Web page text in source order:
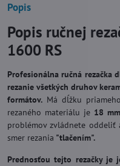
Popis
Popis ručnej
1600 RS
Profesionálna ručná rezačka
rezanie všetkých druhov
formátov. Má dĺžku
rezaného materiálu je 18 mm
problémov zvládnete oddeliť
smer rezania "tlačením".
Prednosťou tejto rezačky je